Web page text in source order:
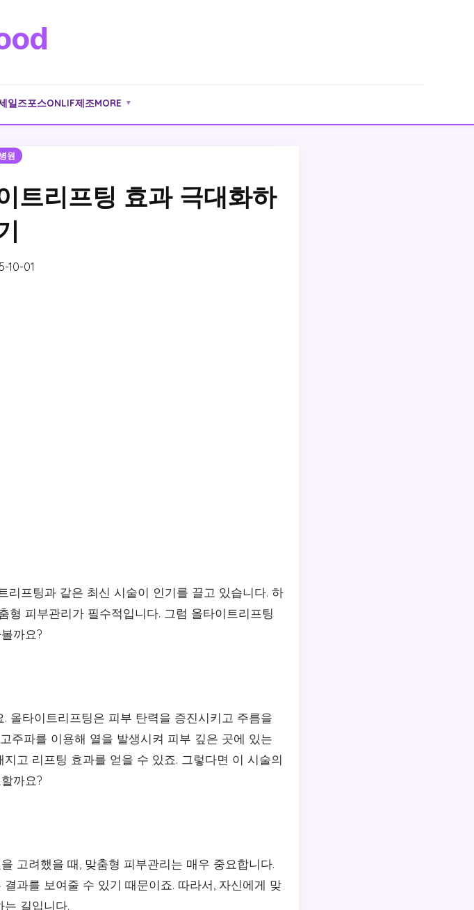
일즈포스ONLIF제조MORE ▼
병원
트리프팅 효과 극대화하
10-01
리프팅과 같은 최신 시술이 인기를 끌고 있습니다. 하
피부관리가 필수적입니다. 그럼 올타이트리프팅
까요?
올타이트리프팅은 피부 탄력을 증진시키고 주름을
주파를 이용해 열을 발생시켜 피부 깊은 곳에 있는
고 리프팅 효과를 얻을 수 있죠. 그렇다면 이 시술의
까요?
고려했을 때, 맞춤형 피부관리는 매우 중요합니다.
과를 보여줄 수 있기 때문이죠. 따라서, 자신에게 맞
길입니다.